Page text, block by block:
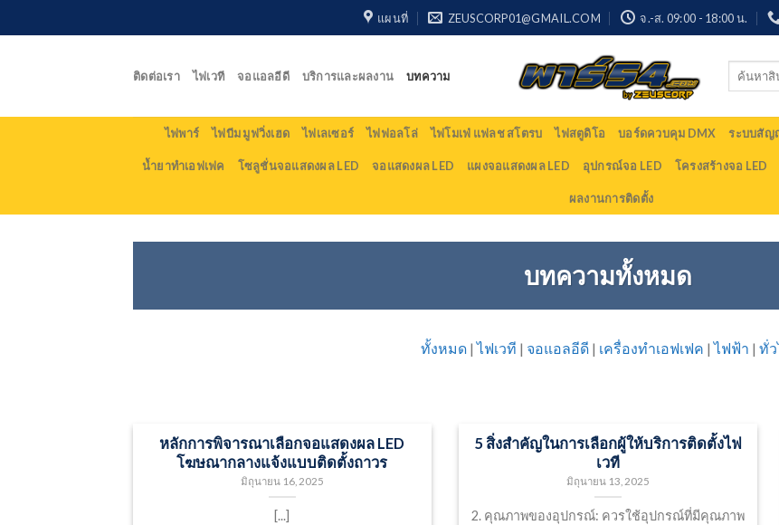
to
แผนที่ ZEUSCORP01@GMAIL.COM จ.-ส. 09:00 - 18:00 น.
ติดต่อเรา ไฟเวที จอแอลอีดี บริการและผลงาน บทความ
Search
ไฟพาร์ ไฟบีม มูฟวิ่งเฮด ไฟเลเซอร์ ไฟฟอลโล่ ไฟโมเฟ่ แฟลช สโตรบ ไฟสตูดิโอ บอร์ดควบคุม DMX ระบบสัญ
น้ำยาทำเอฟเฟค โซลูชั่นจอแสดงผล LED จอแสดงผล LED แผงจอแสดงผล LED อุปกรณ์จอ LED โครงสร้างจอ LED
ผลงานการติดตั้ง
บทความทั้งหมด
ทั้งหมด|ไฟเวที | จอแอลอีดี| เครื่องทำเอฟเฟค |ไฟฟ้า | ทั่
หลักการพิจารณาเลือกจอแสดงผล LED
โฆษณากลางแจ้งแบบติดตั้งถาวร
มิถุนายน 16, 2025
[...]
5 สิ่งสำคัญในการเลือกผู้ให้บริการติดตั้งไฟ
เวที
มิถุนายน 13, 2025
2. คุณภาพของอุปกรณ์: ควรใช้อุปกรณ์ที่มีคุณภาพ